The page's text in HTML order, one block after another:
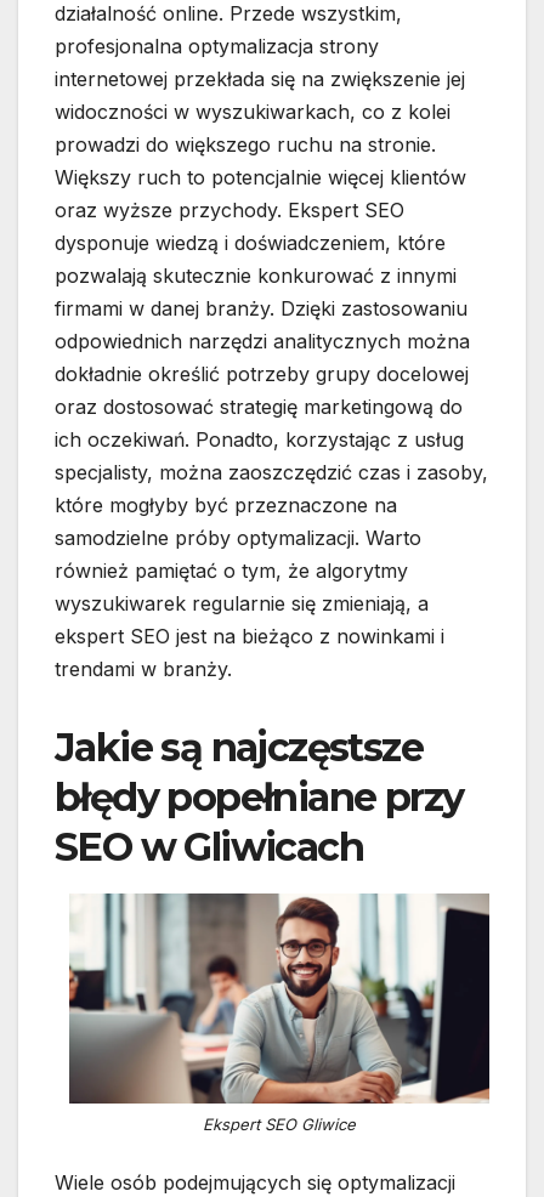
działalność online. Przede wszystkim,
profesjonalna optymalizacja strony
internetowej przekłada się na zwiększenie jej
widoczności w wyszukiwarkach, co z kolei
prowadzi do większego ruchu na stronie.
Większy ruch to potencjalnie więcej klientów
oraz wyższe przychody. Ekspert SEO
dysponuje wiedzą i doświadczeniem, które
pozwalają skutecznie konkurować z innymi
firmami w danej branży. Dzięki zastosowaniu
odpowiednich narzędzi analitycznych można
dokładnie określić potrzeby grupy docelowej
oraz dostosować strategię marketingową do
ich oczekiwań. Ponadto, korzystając z usług
specjalisty, można zaoszczędzić czas i zasoby,
które mogłyby być przeznaczone na
samodzielne próby optymalizacji. Warto
również pamiętać o tym, że algorytmy
wyszukiwarek regularnie się zmieniają, a
ekspert SEO jest na bieżąco z nowinkami i
trendami w branży.
Jakie są najczęstsze
błędy popełniane przy
SEO w Gliwicach
Ekspert SEO Gliwice
Wiele osób podejmujących się optymalizacji